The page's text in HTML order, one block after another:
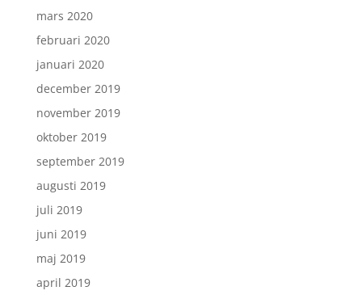
mars 2020
februari 2020
januari 2020
december 2019
november 2019
oktober 2019
september 2019
augusti 2019
juli 2019
juni 2019
maj 2019
april 2019